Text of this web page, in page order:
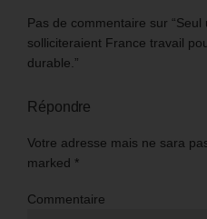
Pas de commentaire sur
solliciteraient France travail
durable.”
Répondre
Votre adresse mais ne sara
marked *
Commentaire